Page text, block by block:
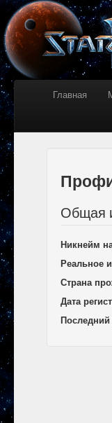
Главная
Общая
Никнейм
Реальное
Страна
Дата
Последний